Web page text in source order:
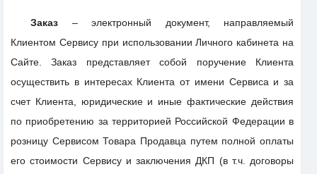
Заказ – электронный документ, направляемый
Клиентом Сервису при использовании Личного кабинета на
Сайте. Заказ представляет собой поручение Клиента
осуществить в интересах Клиента от имени Сервиса и за
счет Клиента, юридические и иные фактические действия
по приобретению за территорией Российской Федерации в
розницу Сервисом Товара Продавца путем полной оплаты
его стоимости Сервису и заключения ДКП (в т.ч. договоры